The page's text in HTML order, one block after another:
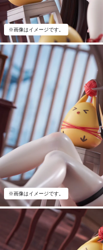
※画像はイメージです。
※画像はイメージです。